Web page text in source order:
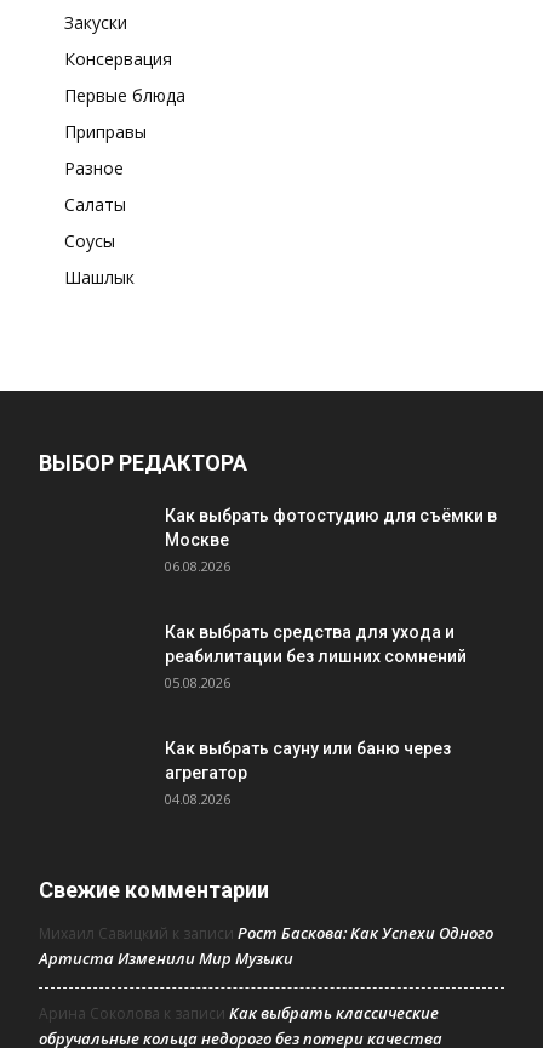
Закуски
Консервация
Первые блюда
Приправы
Разное
Салаты
Соусы
Шашлык
ВЫБОР РЕДАКТОРА
Как выбрать фотостудию для съёмки в
Москве
06.08.2026
Как выбрать средства для ухода и
реабилитации без лишних сомнений
05.08.2026
Как выбрать сауну или баню через
агрегатор
04.08.2026
Свежие комментарии
Михаил Савицкий к записи Рост Баскова: Как Успехи Одного
Артиста Изменили Мир Музыки
Арина Соколова к записи Как выбрать классические
обручальные кольца недорого без потери качества